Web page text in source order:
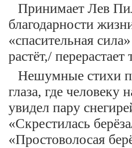
Принимает Лев
благодарности
«спасительная
растёт,/ перерастает
Нешумные стихи
глаза, где
увидел пару
«Скрестилась
«Простоволосая